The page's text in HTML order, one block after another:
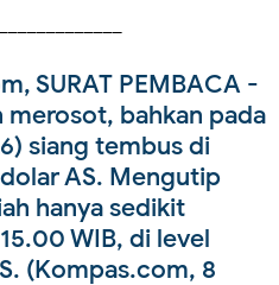
SURAT PEMBACA -
merosot, bahkan pada
siang tembus di
AS. Mengutip
hanya sedikit
WIB, di level
(Kompas.com, 8